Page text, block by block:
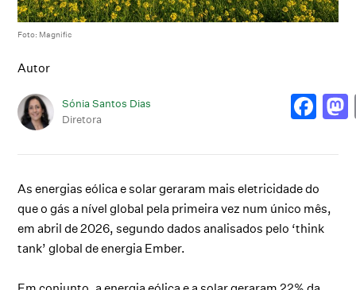
Foto: Magnific
Autor
Sónia Santos Dias
Diretora
As energias eólica e solar geraram mais eletricidade do
que o gás a nível global pela primeira vez num único mês,
em abril de 2026, segundo dados analisados pelo ‘think
tank’ global de energia Ember.